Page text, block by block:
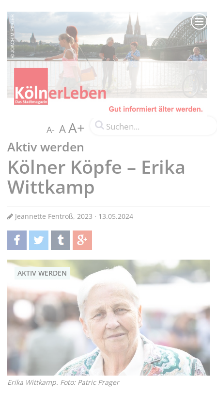
A- AA+
Aktiv werden
Kölner Köpfe – Erika
Wittkamp
Jeannette Fentroß, 2023 · 13.05.2024
teilentwittern teilen teilen
AKTIV WERDEN
Erika Wittkamp. Foto: Patric Prager